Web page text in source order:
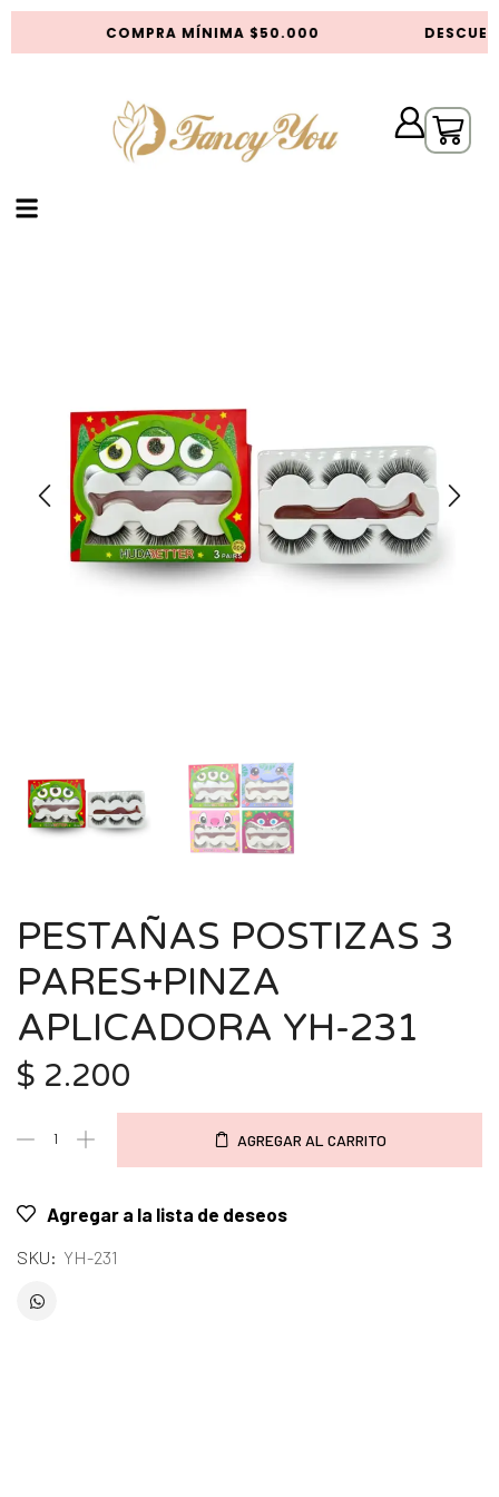
COMPRA MÍNIMA $50.000
PESTAÑAS POSTIZAS 3
PARES+PINZA
APLICADORA YH-231
$ 2.200
AGREGAR AL CARRITO
Agregar a la lista de deseos
SKU: YH-231